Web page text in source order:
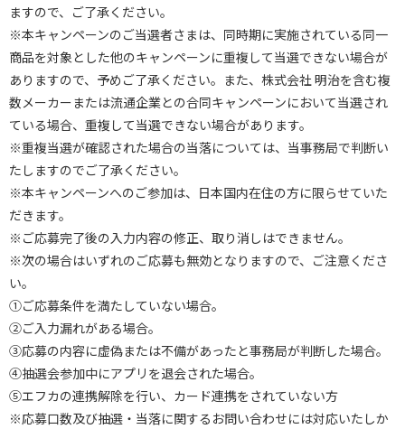
ますので、ご了承ください。
※本キャンペーンのご当選者さまは、同時期に実施されている同一
商品を対象とした他のキャンペーンに重複して当選できない場合が
ありますので、予めご了承ください。また、株式会社 明治を含む複
数メーカーまたは流通企業との合同キャンペーンにおいて当選され
ている場合、重複して当選できない場合があります。
※重複当選が確認された場合の当落については、当事務局で判断い
たしますのでご了承ください。
※本キャンペーンへのご参加は、日本国内在住の方に限らせていた
だきます。
※ご応募完了後の入力内容の修正、取り消しはできません。
※次の場合はいずれのご応募も無効となりますので、ご注意くださ
い。
①ご応募条件を満たしていない場合。
②ご入力漏れがある場合。
③応募の内容に虚偽または不備があったと事務局が判断した場合。
④抽選会参加中にアプリを退会された場合。
⑤エフカの連携解除を行い、カード連携をされていない方
※応募口数及び抽選・当落に関するお問い合わせには対応いたしか